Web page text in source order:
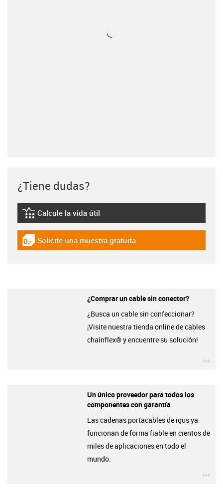
¿Tiene dudas?
igus-icon-lebensdauerrechner
Calcule la vida útil
igus-icon-gratismuster
Solicite una muestra gratuita
¿Comprar un cable sin conector?
¿Busca un cable sin confeccionar?
¡Visite nuestra tienda online de cables
chainflex® y encuentre su solución!
Un único proveedor para todos los
componentes con garantía
Las cadenas portacables de igus ya
funcionan de forma fiable en cientos de
miles de aplicaciones en todo el
mundo.